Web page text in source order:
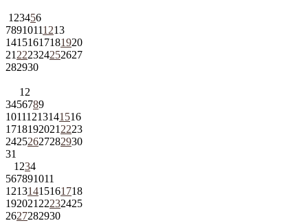
1 23456
78910111213
14151617181920
21 222324252627
282930
1 2
3456789
10111213141516
1718192021 2223
24252627282930
31
1 234
567891011
12131415161718
192021 22232425
2627282930